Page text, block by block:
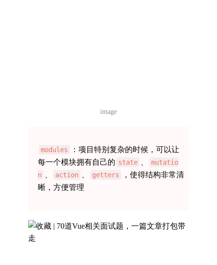
image
modules
：项目特别复杂的时候，可以让
每一个模块拥有自己的 state
mutatio
n
action getters
，使得结构非常清
晰，方便管理